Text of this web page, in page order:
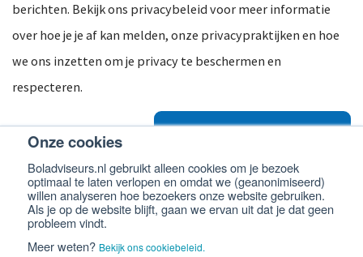
Onze cookies
Boladviseurs.nl gebruikt alleen cookies om je bezoek
optimaal te laten verlopen en omdat we (geanonimiseerd)
willen analyseren hoe bezoekers onze website gebruiken.
Als je op de website blijft, gaan we ervan uit dat je dat geen
probleem vindt.
Meer weten? Bekijk ons cookiebeleid.
berichten. Bekijk ons privacybeleid voor meer informatie
over hoe je je af kan melden, onze privacypraktijken en hoe
we ons inzetten om je privacy te beschermen en
respecteren.
© 2026 - Bol Adviseurs Algemene voorwaarden